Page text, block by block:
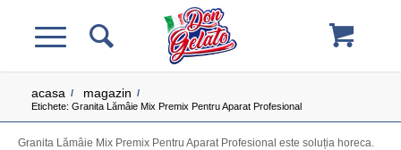
acasa / magazin /
Etichete: Granita Lămâie Mix Premix Pentru Aparat Profesional
Granita Lămâie Mix Premix Pentru Aparat Profesional este soluția horeca.